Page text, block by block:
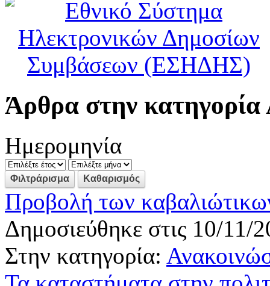
Άρθρα στην κατηγορία
Ημερομηνία
Προβολή των
Δημοσιεύθηκε στις 10/11/
Στην κατηγορία: